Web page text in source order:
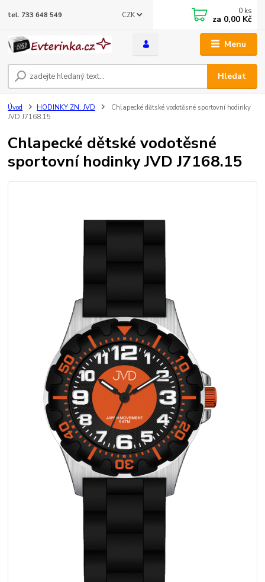
Menu
CZK
Hledat
tel. 733 648 549 0 ks
za 0,00 Kč
Úvod HODINKY ZN. JVD
Chlapecké dětské vodotěsné sportovní hodinky
JVD J7168.15
Chlapecké dětské vodotěsné
sportovní hodinky JVD J7168.15